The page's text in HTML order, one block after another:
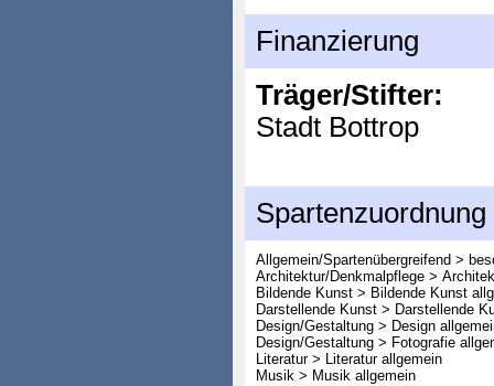
Finanzierung
Träger/Stifter:
Stadt Bottrop
Spartenzuordnung
Allgemein/Spartenübergreifend >
Architektur/Denkmalpflege >
Bildende Kunst > Bildende Kunst
Darstellende Kunst > Darstellende
Design/Gestaltung > Design
Design/Gestaltung > Fotografie
Literatur > Literatur allgemein
Musik > Musik allgemein